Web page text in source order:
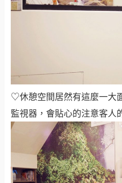
♡休憩空間居然有這麼一大
監視器，會貼心的注意客人